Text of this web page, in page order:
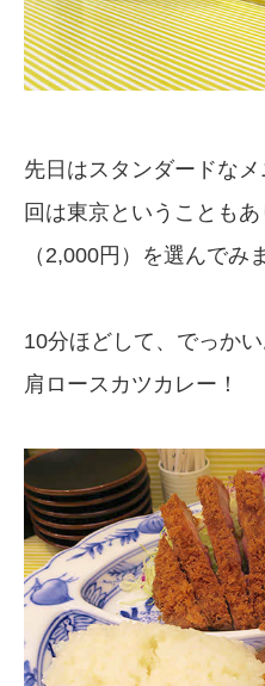
先日はスタンダードな
回は東京ということも
（2,000円）を選んでみ
10分ほどして、でっか
肩ロースカツカレー！